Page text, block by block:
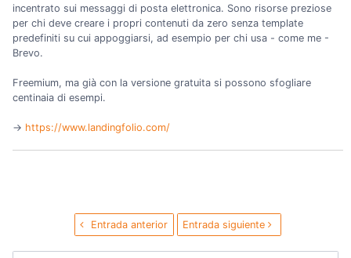
incentrato sui messaggi di posta elettronica. Sono risorse preziose
per chi deve creare i propri contenuti da zero senza template
predefiniti su cui appoggiarsi, ad esempio per chi usa - come me -
Brevo.
Freemium, ma già con la versione gratuita si possono sfogliare
centinaia di esempi.
→️ https://www.landingfolio.com/
Entrada anterior Entrada siguiente